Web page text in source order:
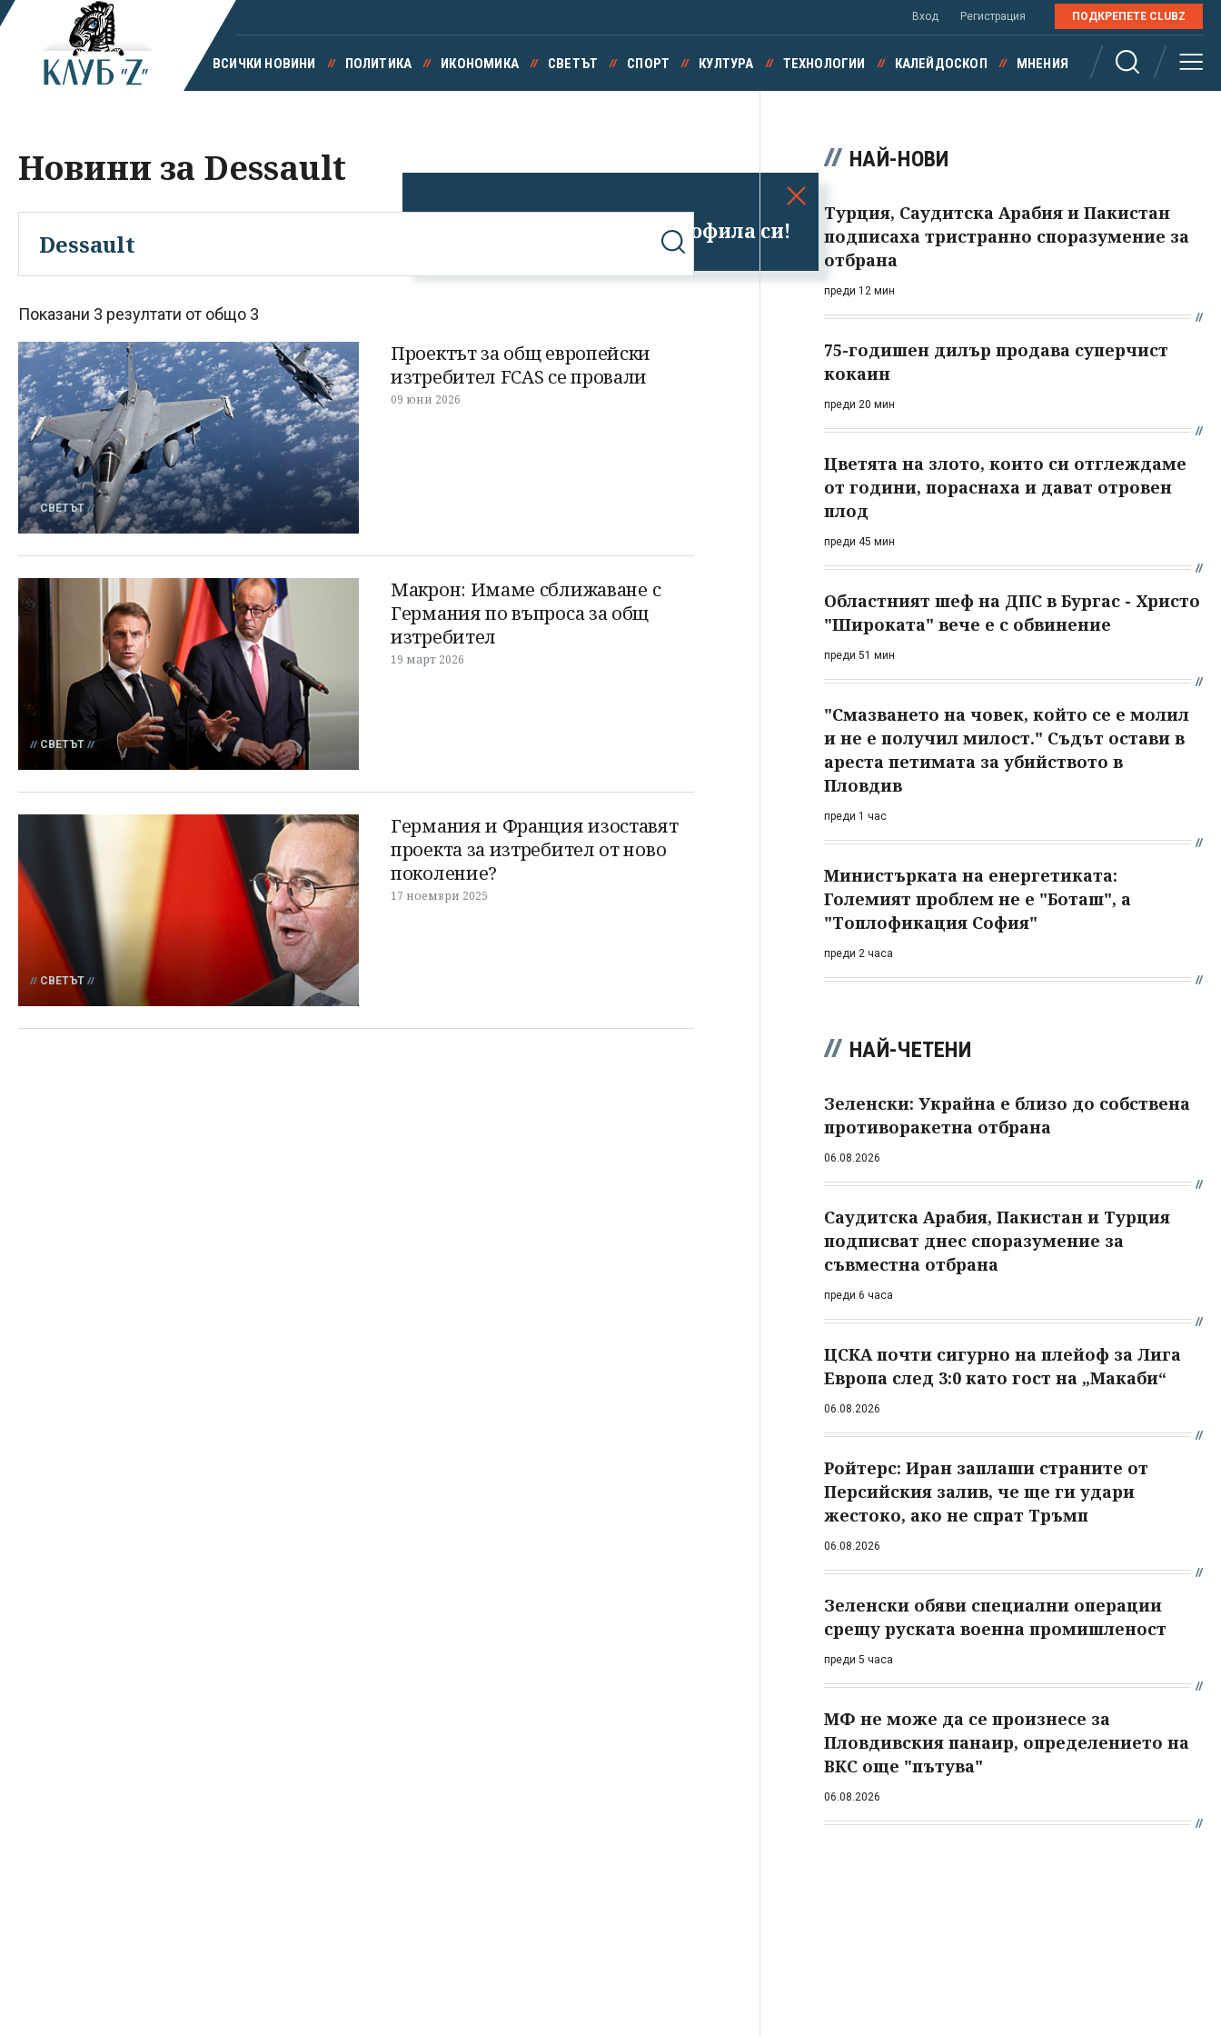
Успешно излязохте от профила си!
Вход Регистрация ПОДКРЕПЕТЕ CLUBZ
ВСИЧКИ НОВИНИ ПОЛИТИКА ИКОНОМИКА СВЕТЪТ СПОРТ КУЛТУРА ТЕХНОЛОГИИ КАЛЕЙДОСКОП МНЕНИЯ
Новини за Dessault
Показани 3 резултати от общо 3
СВЕТЪТ
Проектът за общ европейски
изтребител FCAS се провали
09 юни 2026
СВЕТЪТ
Макрон: Имаме сближаване с
Германия по въпроса за общ
изтребител
19 март 2026
СВЕТЪТ
Германия и Франция изоставят
проекта за изтребител от ново
поколение?
17 ноември 2025
НАЙ-НОВИ
Турция, Саудитска Арабия и Пакистан
подписаха тристранно споразумение за
отбрана
преди 12 мин
75-годишен дилър продава суперчист
кокаин
преди 20 мин
Цветята на злото, които си отглеждаме
от години, пораснаха и дават отровен
плод
преди 45 мин
Областният шеф на ДПС в Бургас - Христо
"Широката" вече е с обвинение
преди 51 мин
"Смазването на човек, който се е молил
и не е получил милост." Съдът остави в
ареста петимата за убийството в
Пловдив
преди 1 час
Министърката на енергетиката:
Големият проблем не е "Боташ", а
"Топлофикация София"
преди 2 часа
НАЙ-ЧЕТЕНИ
Зеленски: Украйна е близо до собствена
противоракетна отбрана
06.08.2026
Саудитска Арабия, Пакистан и Турция
подписват днес споразумение за
съвместна отбрана
преди 6 часа
ЦСКА почти сигурно на плейоф за Лига
Европа след 3:0 като гост на „Макаби“
06.08.2026
Ройтерс: Иран заплаши страните от
Персийския залив, че ще ги удари
жестоко, ако не спрат Тръмп
06.08.2026
Зеленски обяви специални операции
срещу руската военна промишленост
преди 5 часа
МФ не може да се произнесе за
Пловдивския панаир, определението на
ВКС още "пътува"
06.08.2026